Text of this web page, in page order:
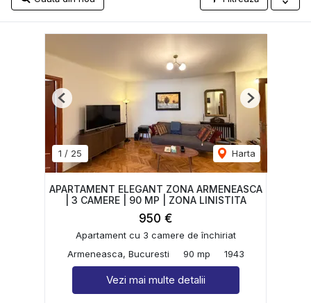
1 / 25 Harta
Previous Next
APARTAMENT ELEGANT ZONA ARMENEASCA
| 3 CAMERE | 90 MP | ZONA LINISTITA
950 €
Apartament cu 3 camere de închiriat
Armeneasca, Bucuresti
90 mp 1943
Vezi mai multe detalii